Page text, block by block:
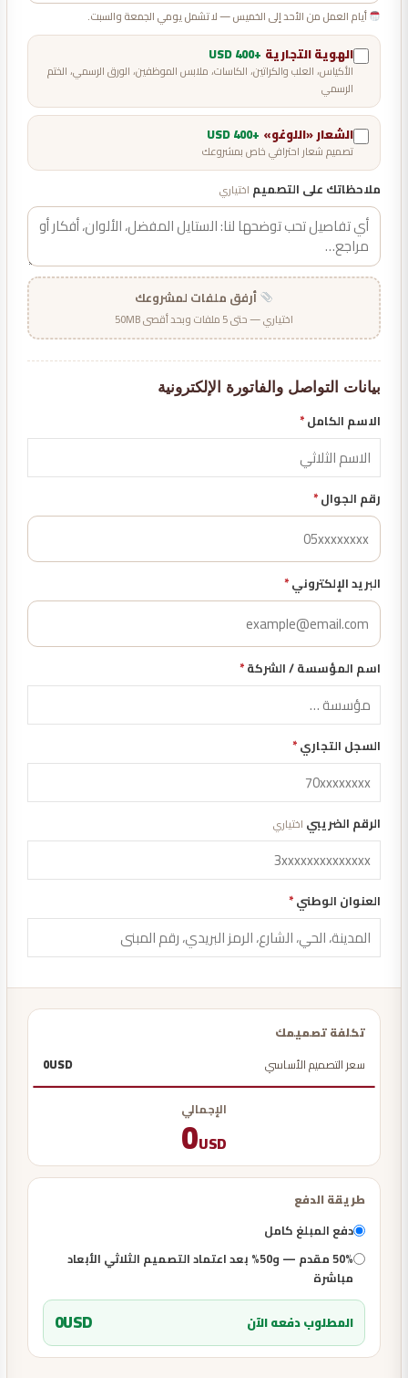
أيام العمل من الأحد إلى الخميس — لا تشمل يومي الجمعة والسبت.
الهوية التجارية +400 USD
الأكياس، العلب والكراتين، الكاسات، ملابس الموظفين، الورق الرسمي، الختم
الرسمي
الشعار «اللوغو» +400 USD
تصميم شعار احترافي خاص بمشروعك
ملاحظاتك على التصميم اختياري
أرفق ملفات لمشروعك
اختياري — حتى 5 ملفات وبحد أقصى 50MB
بيانات التواصل والفاتورة الإلكترونية
الاسم الكامل*
رقم الجوال*
البريد الإلكتروني*
اسم المؤسسة / الشركة*
السجل التجاري*
الرقم الضريبي اختياري
العنوان الوطني*
تكلفة تصميمك
سعر التصميم الأساسي
0USD
الإجمالي
0USD
طريقة الدفع
دفع المبلغ كامل
50% مقدم — و50% بعد اعتماد التصميم الثلاثي الأبعاد
مباشرة
المطلوب دفعه الآن 0USD